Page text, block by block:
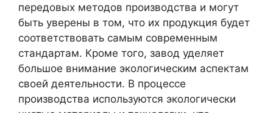
передовых методов производства и могут
быть уверены в том, что их продукция будет
соответствовать самым современным
стандартам. Кроме того, завод уделяет
большое внимание экологическим аспектам
своей деятельности. В процессе
производства используются экологически